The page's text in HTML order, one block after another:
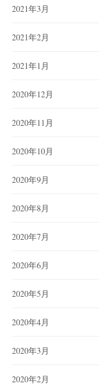
2021年3月
2021年2月
2021年1月
2020年12月
2020年11月
2020年10月
2020年9月
2020年8月
2020年7月
2020年6月
2020年5月
2020年4月
2020年3月
2020年2月